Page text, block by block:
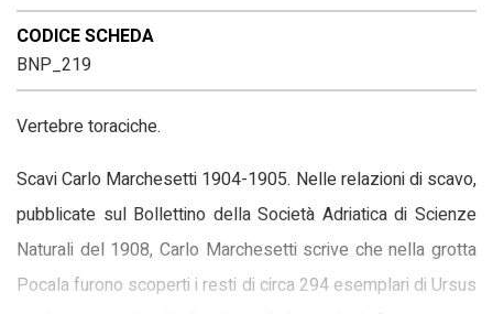
CODICE SCHEDA
BNP_219
Vertebre toraciche.
Scavi Carlo Marchesetti 1904-1905. Nelle relazioni di scavo,
pubblicate sul Bollettino della Società Adriatica di Scienze
Naturali del 1908, Carlo Marchesetti scrive che nella grotta
Pocala furono scoperti i resti di circa 294 esemplari di Ursus